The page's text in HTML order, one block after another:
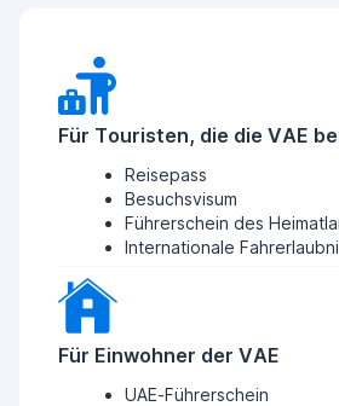
Für Touristen, die die VAE
Reisepass
Besuchsvisum
Führerschein des
Internationale
Für Einwohner der VAE
UAE-Führerschein